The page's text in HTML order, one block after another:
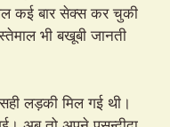
कई बार सेक्स कर चुकी
भी बखूबी जानती
लड़की मिल गई थी।